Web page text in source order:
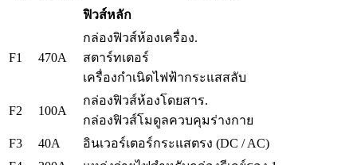
ฟิวส์หลัก
F1 470A
กล่องฟิวส์ห้องเครื่อง.
สตาร์ทเตอร์
เครื่องกำเนิดไฟฟ้ากระแสสลับ
F2 100A
กล่องฟิวส์ห้องโดยสาร.
กล่องฟิวส์โมดูลควบคุมร่างกาย
F3
40A
อินเวอร์เตอร์กระแสตรง (DC / AC)